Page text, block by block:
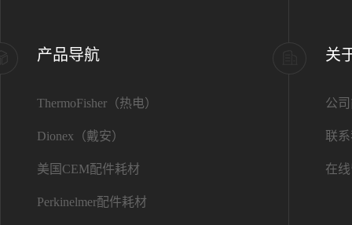
产品导航
ThermoFisher（热电）
Dionex（戴安）
美国CEM配件耗材
Perkinelmer配件耗材
关
公
联
在